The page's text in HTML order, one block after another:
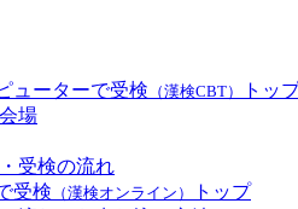
ューターで受検 （漢検CBT）
トッ
場
受検の流れ
受検 （漢検オンライン）
トップ